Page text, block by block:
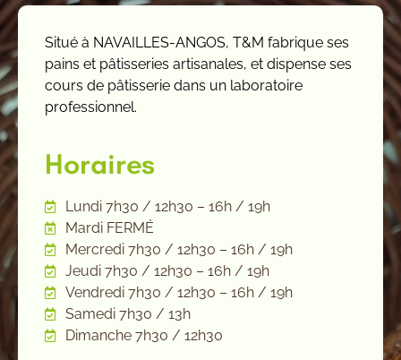
Situé à NAVAILLES-ANGOS, T&M fabrique ses
pains et pâtisseries artisanales, et dispense ses
cours de pâtisserie dans un laboratoire
professionnel.
Horaires
Lundi 7h30 / 12h30 – 16h / 19h
Mardi FERMÉ
Mercredi 7h30 / 12h30 – 16h / 19h
Jeudi 7h30 / 12h30 – 16h / 19h
Vendredi 7h30 / 12h30 – 16h / 19h
Samedi 7h30 / 13h
Dimanche 7h30 / 12h30